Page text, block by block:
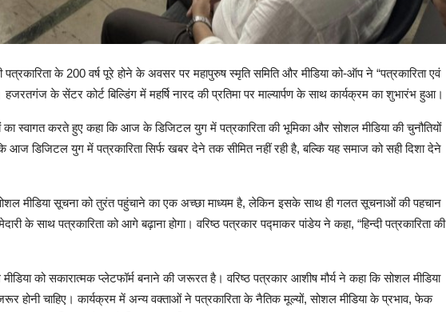
पत्रकारिता के 200 वर्ष पूरे होने के अवसर पर महापुरुष स्मृति समिति और मीडिया को-ऑप ने “पत्रकारिता एवं
हजरतगंज के सेंटर कोर्ट बिल्डिंग में महर्षि नारद की प्रतिमा पर माल्यार्पण के साथ कार्यक्रम का शुभारंभ हुआ।
स्वागत करते हुए कहा कि आज के डिजिटल युग में पत्रकारिता की भूमिका और सोशल मीडिया की चुनौतियों
आज डिजिटल युग में पत्रकारिता सिर्फ खबर देने तक सीमित नहीं रही है, बल्कि यह समाज को सही दिशा देने
मीडिया सूचना को तुरंत पहुंचाने का एक अच्छा माध्यम है, लेकिन इसके साथ ही गलत सूचनाओं की पहचान
के साथ पत्रकारिता को आगे बढ़ाना होगा। वरिष्ठ पत्रकार पद्माकर पांडेय ने कहा, “हिन्दी पत्रकारिता की
को सकारात्मक प्लेटफॉर्म बनाने की जरूरत है। वरिष्ठ पत्रकार आशीष मौर्य ने कहा कि सोशल मीडिया
जरूर होनी चाहिए। कार्यक्रम में अन्य वक्ताओं ने पत्रकारिता के नैतिक मूल्यों, सोशल मीडिया के प्रभाव, फेक